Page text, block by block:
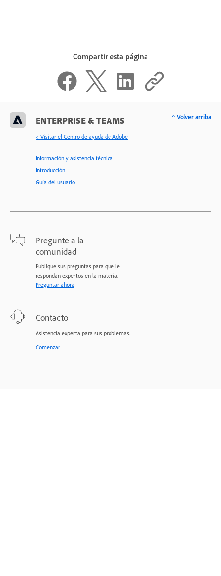
Compartir esta página
ENTERPRISE & TEAMS
< Visitar el Centro de ayuda de Adobe
Información y asistencia técnica
Introducción
Guía del usuario
Pregunte a la
comunidad
Publique sus preguntas para que le
respondan expertos en la materia.
Preguntar ahora
Contacto
Asistencia experta para sus problemas.
Comenzar
^ Volver arriba